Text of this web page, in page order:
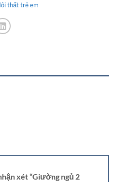
thất trẻ em
xét “Giường ngủ 2